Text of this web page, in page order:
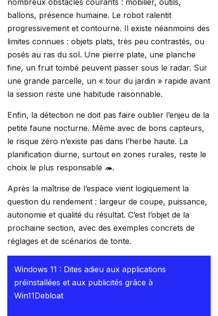
nombreux obstacles courants : mobilier, outils,
ballons, présence humaine. Le robot ralentit
progressivement et contourne. Il existe néanmoins des
limites connues : objets plats, très peu contrastés, ou
posés au ras du sol. Une pierre plate, une planche
fine, un fruit tombé peuvent passer sous le radar. Sur
une grande parcelle, un « tour du jardin » rapide avant
la session reste une habitude raisonnable.
Enfin, la détection ne doit pas faire oublier l’enjeu de la
petite faune nocturne. Même avec de bons capteurs,
le risque zéro n’existe pas dans l’herbe haute. La
planification diurne, surtout en zones rurales, reste le
choix le plus responsable 🦔.
Après la maîtrise de l’espace vient logiquement la
question du rendement : largeur de coupe, puissance,
autonomie et qualité du résultat. C’est l’objet de la
prochaine section, avec des exemples concrets de
réglages et de scénarios de tonte.
Windows 11 : Dites adieu aux applications
préinstallées et aux publicités grâce à
Win11Debloat